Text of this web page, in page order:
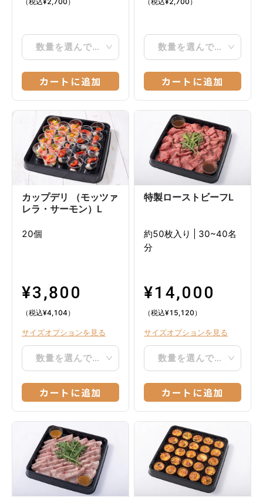
数量を選んでください
カートに追加
数量を選んでください
カートに追加
カップデリ （モッツァ
レラ・サーモン）L
20個
¥3,800
（税込¥4,104）
サイズオプションを見る
数量を選んでください
カートに追加
特製ローストビーフL
約50枚入り
30~40名
分
¥14,000
（税込¥15,120）
サイズオプションを見る
数量を選んでください
カートに追加